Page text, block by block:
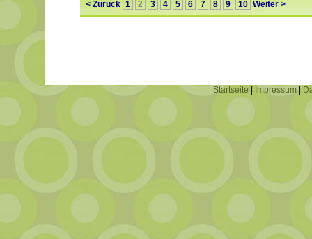
< Zurück 1 2 3 4 5 6 7 8 9 10 Weiter >
Startseite Impressum|